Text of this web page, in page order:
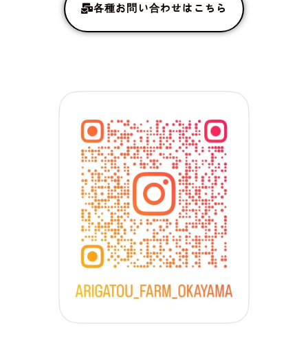
各種お問い合わせはこちら